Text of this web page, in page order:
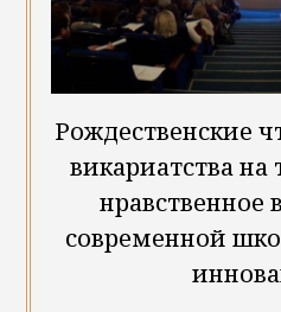
Рождественские
викариатства
нравственное
современной